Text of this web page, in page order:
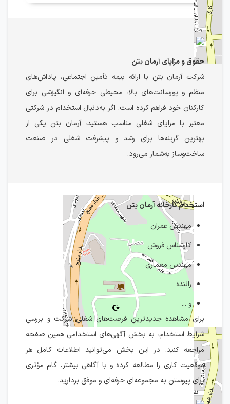
حقوق و مزایای آرمان بتن
شرکت آرمان بتن با ارائه بیمه تأمین اجتماعی، پاداش‌های
منظم و پورسانت‌های بالا، محیطی حرفه‌ای و انگیزشی برای
کارکنان خود فراهم کرده است. اگر به‌دنبال استخدام در شرکتی
معتبر با مزایای شغلی مناسب هستید، آرمان بتن یکی از
بهترین گزینه‌ها برای رشد و پیشرفت شغلی در صنعت
ساخت‌وساز به‌شمار می‌رود.
استخدام کارخانه آرمان بتن
مهندس عمران
کارشناس فروش
مهندس معماری
راننده
و ...
برای مشاهده جدیدترین فرصت‌های شغلی شرکت و بررسی
شرایط استخدام، به بخش آگهی‌های استخدامی همین صفحه
مراجعه کنید. در این بخش می‌توانید اطلاعات کامل هر
موقعیت کاری را مطالعه کرده و با آگاهی بیشتر، گام مؤثری
برای پیوستن به مجموعه‌ای حرفه‌ای و موفق بردارید.